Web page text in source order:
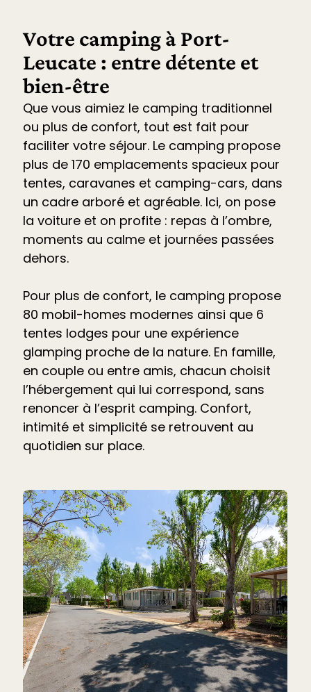
Votre camping à Port-
Leucate : entre détente et
bien-être
Que vous aimiez le camping traditionnel
ou plus de confort, tout est fait pour
faciliter votre séjour. Le camping propose
plus de 170 emplacements spacieux pour
tentes, caravanes et camping-cars, dans
un cadre arboré et agréable. Ici, on pose
la voiture et on profite : repas à l’ombre,
moments au calme et journées passées
dehors.
Pour plus de confort, le camping propose
80 mobil-homes modernes ainsi que 6
tentes lodges pour une expérience
glamping proche de la nature. En famille,
en couple ou entre amis, chacun choisit
l’hébergement qui lui correspond, sans
renoncer à l’esprit camping. Confort,
intimité et simplicité se retrouvent au
quotidien sur place.